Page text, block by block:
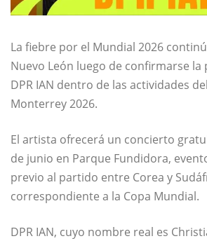
La fiebre por el Mundial 2026
Nuevo León luego de confirmarse la
DPR IAN dentro de las actividades del
Monterrey 2026.
El artista ofrecerá un concierto
de junio en Parque Fundidora,
previo al partido entre Corea y
correspondiente a la Copa Mundial.
DPR IAN, cuyo nombre real es